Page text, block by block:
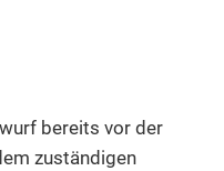
bereits vor der
zuständigen